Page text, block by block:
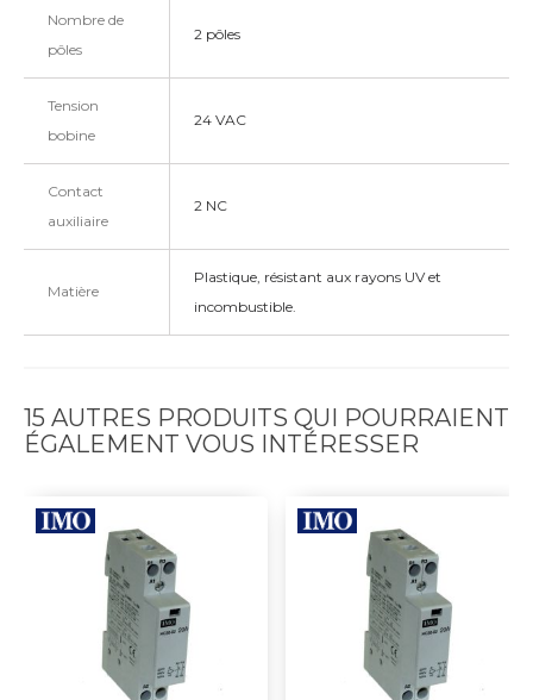
Nombre de
pôles
2 pôles
Tension
bobine
24 VAC
Contact
auxiliaire
2 NC
Matière
Plastique, résistant aux rayons UV et
incombustible.
15 AUTRES PRODUITS QUI POURRAIENT
ÉGALEMENT VOUS INTÉRESSER